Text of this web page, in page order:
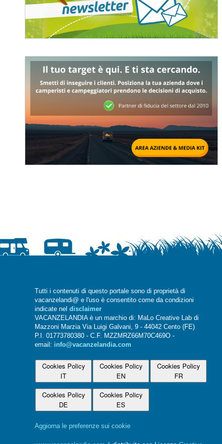
Tutti i contenuti di questo portale sono di proprietà di
vacanzelandi@ e l'uso è consentito come da condizioni
indicate nel disclaimer
VACANZELANDIA è un marchio di: MaLo Creative Lab di
Mazzoni Marzia Via Luigi Galvani, 9 - 44042 Cento (FE)
P.I. 01773780380 - C.F. MZZMRZ66M70C469O -
email: info@vacanzelandia.com
Cookies Policy
IT
Cookies Policy
EN
Cookies Policy
FR
Cookies Policy
DE
Cookies Policy
ES
Aggiorna le preferenze sui cookie